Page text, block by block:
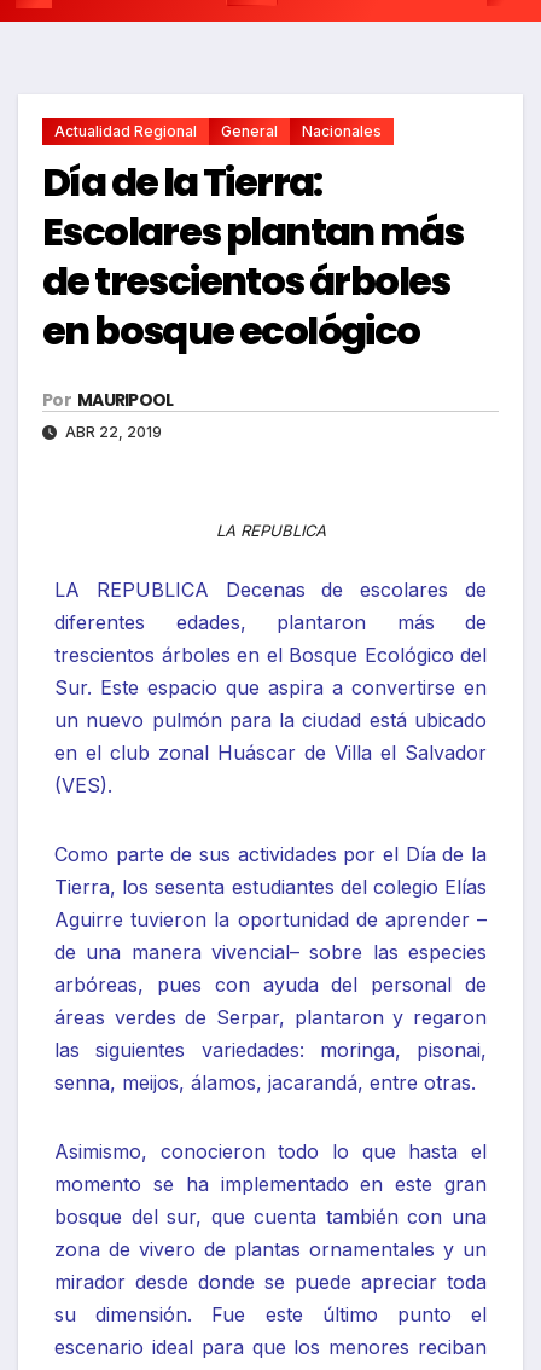
Actualidad Regional General Nacionales
Día de la Tierra:
Escolares plantan más
de trescientos árboles
en bosque ecológico
Por MAURIPOOL
ABR 22, 2019
LA REPUBLICA
LA REPUBLICA Decenas de escolares de
diferentes edades, plantaron más de
trescientos árboles en el Bosque Ecológico del
Sur. Este espacio que aspira a convertirse en
un nuevo pulmón para la ciudad está ubicado
en el club zonal Huáscar de Villa el Salvador
(VES).
Como parte de sus actividades por el Día de la
Tierra, los sesenta estudiantes del colegio Elías
Aguirre tuvieron la oportunidad de aprender –
de una manera vivencial– sobre las especies
arbóreas, pues con ayuda del personal de
áreas verdes de Serpar, plantaron y regaron
las siguientes variedades: moringa, pisonai,
senna, meijos, álamos, jacarandá, entre otras.
Asimismo, conocieron todo lo que hasta el
momento se ha implementado en este gran
bosque del sur, que cuenta también con una
zona de vivero de plantas ornamentales y un
mirador desde donde se puede apreciar toda
su dimensión. Fue este último punto el
escenario ideal para que los menores reciban